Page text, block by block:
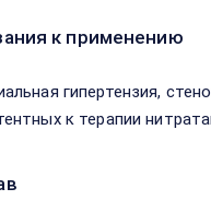
к применению
гипертензия,
к терапии